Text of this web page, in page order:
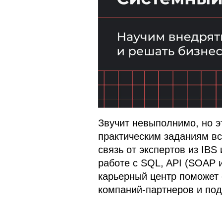
Звучит невыполнимо, но
практическим заданиям
связь от экспертов из
работе с SQL, API
карьерный центр поможет
компаний-партнеров и